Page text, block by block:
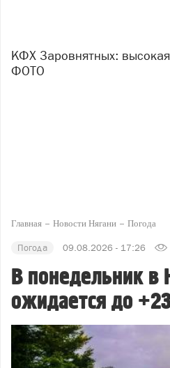
КФХ Заровнятных: высокая планка качества.
ФОТО
Главная Новости Нягани Погода
Погода 09.08.2026 - 17:26
В понедельник в
ожидается до